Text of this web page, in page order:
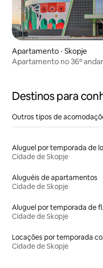
Apartamento ⋅ Skopje
Apartamento no 36º
Destinos para
Outros tipos de
Cidade de Skopje
Aluguéis de apartamentos
Cidade de Skopje
Cidade de Skopje
Cidade de Skopje